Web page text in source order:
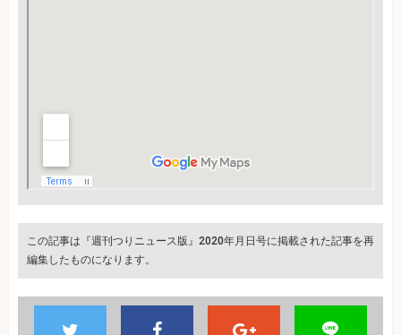
この記事は『週刊つりニュース版』2020年月日号に掲載された記事を再
編集したものになります。